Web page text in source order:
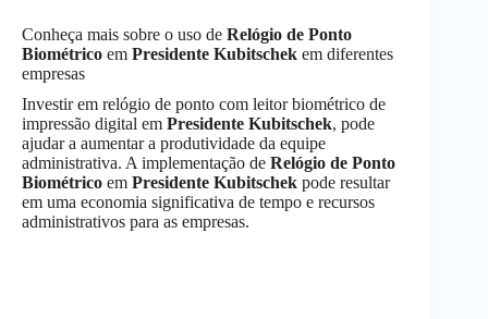
Conheça mais sobre o uso de Relógio de Ponto
Biométrico em Presidente Kubitschek em diferentes
empresas
Investir em relógio de ponto com leitor biométrico de
impressão digital em Presidente Kubitschek, pode
ajudar a aumentar a produtividade da equipe
administrativa. A implementação de Relógio de Ponto
Biométrico em Presidente Kubitschek pode resultar
em uma economia significativa de tempo e recursos
administrativos para as empresas.